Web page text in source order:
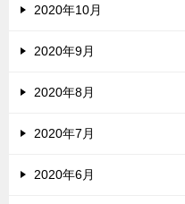
2020年10月
2020年9月
2020年8月
2020年7月
2020年6月